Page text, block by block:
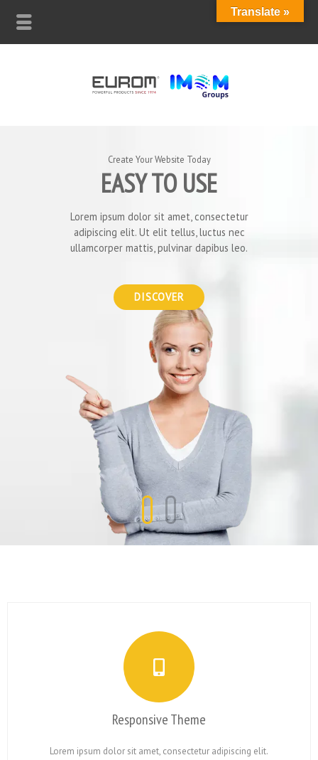
Create Your Website Today
EASY TO USE
Lorem ipsum dolor sit amet, consectetur
adipiscing elit. Ut elit tellus, luctus nec
DISCOVER
Responsive Theme
Lorem ipsum dolor sit amet, consectetur adipiscing elit.
Translate »